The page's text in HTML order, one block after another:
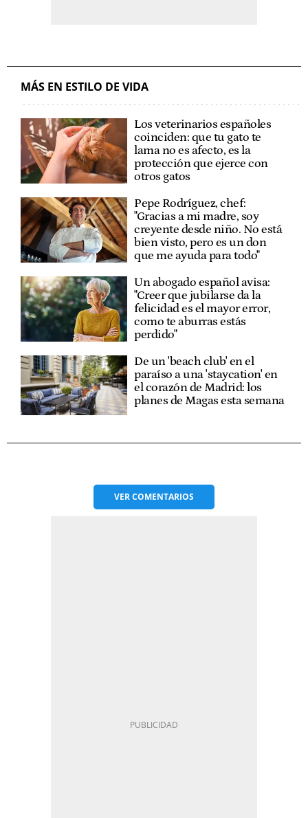
MÁS EN ESTILO DE VIDA
Los veterinarios españoles
coinciden: que tu gato te
lama no es afecto, es la
protección que ejerce con
otros gatos
Pepe Rodríguez, chef:
"Gracias a mi madre, soy
creyente desde niño. No está
bien visto, pero es un don
que me ayuda para todo"
Un abogado español avisa:
"Creer que jubilarse da la
felicidad es el mayor error,
como te aburras estás
perdido"
De un 'beach club' en el
paraíso a una 'staycation' en
el corazón de Madrid: los
planes de Magas esta semana
VERCOMENTARIOS